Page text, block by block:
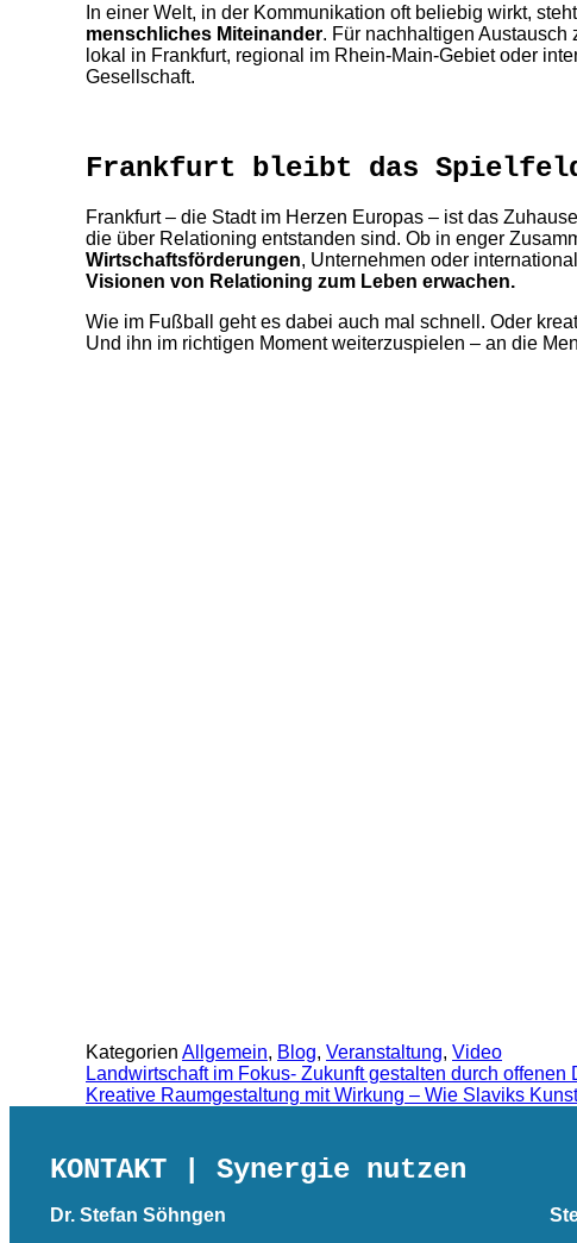
In einer Welt, in der Kommunikation oft beliebig wirkt,
menschliches Miteinander. Für nachhaltigen
lokal in Frankfurt, regional im Rhein-Main-Gebiet oder
Gesellschaft.
Frankfurt bleibt das
Frankfurt – die Stadt im Herzen Europas – ist das
die über Relationing entstanden sind. Ob in enger
Wirtschaftsförderungen, Unternehmen oder
Visionen von Relationing zum Leben erwachen.
Wie im Fußball geht es dabei auch mal schnell. Oder
Und ihn im richtigen Moment weiterzuspielen – an die
Kategorien Allgemein, Blog, Veranstaltung, Video
Landwirtschaft im Fokus- Zukunft gestalten durch offenen
Kreative Raumgestaltung mit Wirkung – Wie Slaviks
KONTAKT | Synergie nutzen
Dr. Stefan Söhngen